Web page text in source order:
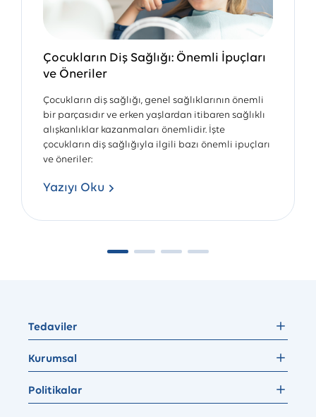
Çocukların Diş Sağlığı: Önemli İpuçları
ve Öneriler
Çocukların diş sağlığı, genel sağlıklarının önemli
bir parçasıdır ve erken yaşlardan itibaren sağlıklı
alışkanlıklar kazanmaları önemlidir. İşte
çocukların diş sağlığıyla ilgili bazı önemli ipuçları
ve öneriler:
Yazıyı Oku
Tedaviler
Kurumsal
Politikalar